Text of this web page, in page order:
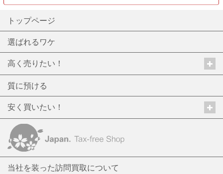
トップページ
選ばれるワケ
高く売りたい！
質に預ける
安く買いたい！
当社を装った訪問買取について